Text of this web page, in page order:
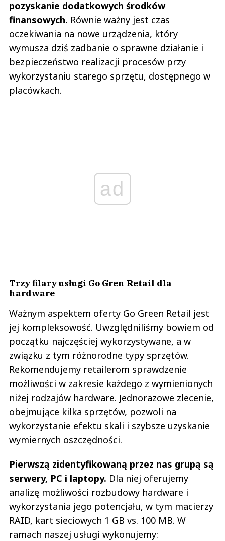
pozyskanie dodatkowych środków
finansowych. Równie ważny jest czas
oczekiwania na nowe urządzenia, który
wymusza dziś zadbanie o sprawne działanie i
bezpieczeństwo realizacji procesów przy
wykorzystaniu starego sprzętu, dostępnego w
placówkach.
ad
Trzy filary usługi Go Gren Retail dla
hardware
Ważnym aspektem oferty Go Green Retail jest
jej kompleksowość. Uwzględniliśmy bowiem od
początku najczęściej wykorzystywane, a w
związku z tym różnorodne typy sprzętów.
Rekomendujemy retailerom sprawdzenie
możliwości w zakresie każdego z wymienionych
niżej rodzajów hardware. Jednorazowe zlecenie,
obejmujące kilka sprzętów, pozwoli na
wykorzystanie efektu skali i szybsze uzyskanie
wymiernych oszczędności.
Pierwszą zidentyfikowaną przez nas grupą są
serwery, PC i laptopy. Dla niej oferujemy
analizę możliwości rozbudowy hardware i
wykorzystania jego potencjału, w tym macierzy
RAID, kart sieciowych 1 GB vs. 100 MB. W
ramach naszej usługi wykonujemy: